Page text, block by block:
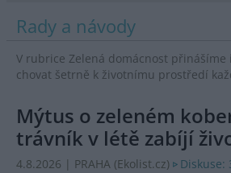
Rady a návody
V rubrice Zelená domácnost
chovat šetrně k životnímu prostředí
Mýtus o zeleném
trávník v létě zabíjí
4.8.2026 | PRAHA (Ekolist.cz) Diskuse: